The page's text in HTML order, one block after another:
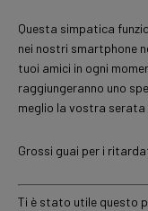
Questa simpatica
nei nostri smartphone
tuoi amici in ogni
raggiungeranno uno
meglio la vostra serata
Grossi guai per i
Ti è stato utile questo